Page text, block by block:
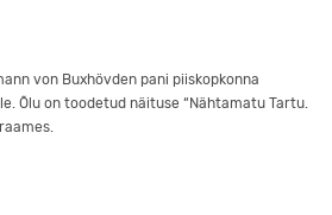
von Buxhövden pani piiskopkonna
Õlu on toodetud näituse “Nähtamatu Tartu.